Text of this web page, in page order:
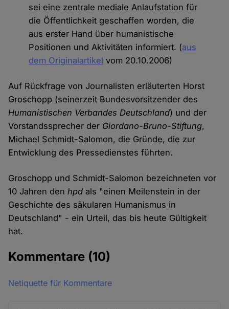
sei eine zentrale mediale Anlaufstation für
die Öffentlichkeit geschaffen worden, die
aus erster Hand über humanistische
Positionen und Aktivitäten informiert. (aus
dem Originalartikel vom 20.10.2006)
Auf Rückfrage von Journalisten erläuterten Horst
Groschopp (seinerzeit Bundesvorsitzender des
Humanistischen Verbandes Deutschland) und der
Vorstandssprecher der Giordano-Bruno-Stiftung,
Michael Schmidt-Salomon, die Gründe, die zur
Entwicklung des Pressedienstes führten.
Groschopp und Schmidt-Salomon bezeichneten vor
10 Jahren denhpd als "einen Meilenstein in der
Geschichte des säkularen Humanismus in
Deutschland" - ein Urteil, das bis heute Gültigkeit
hat.
Kommentare (10)
Netiquette für Kommentare